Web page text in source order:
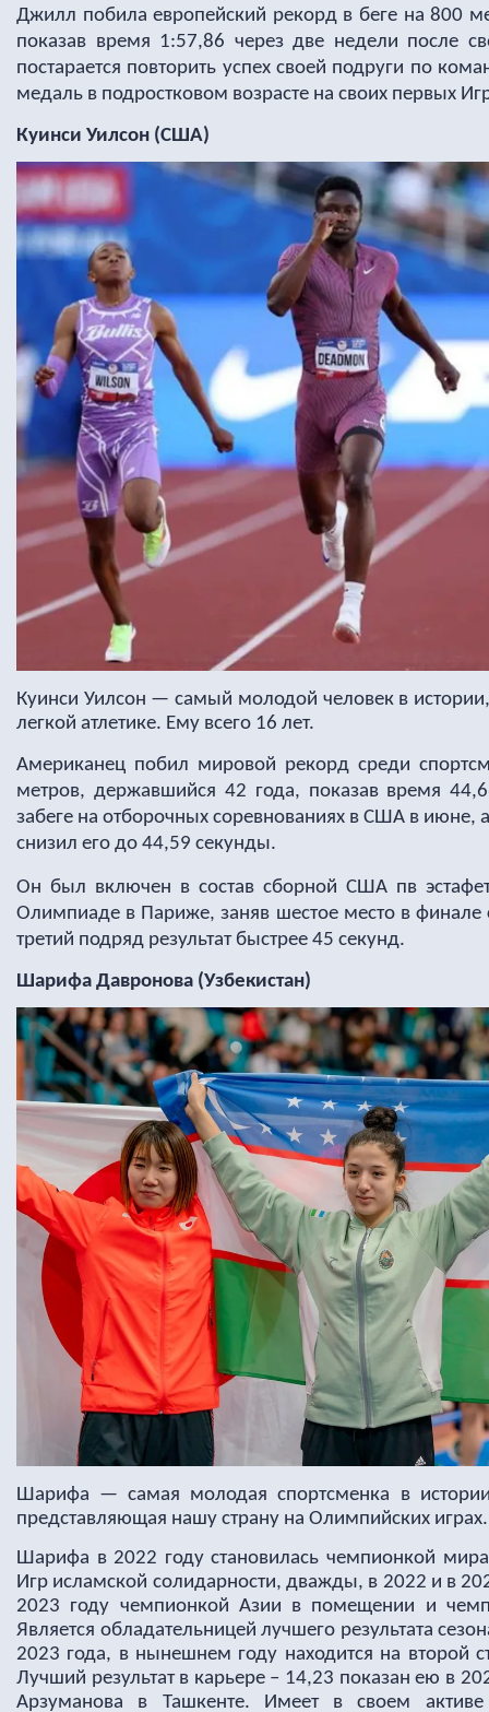
Джилл побила европейский рекорд в беге на 800
показав время 1:57,86 через две недели после
постарается повторить успех своей подруги по
медаль в подростковом возрасте на своих первых
Куинси Уилсон (США)
Куинси Уилсон — самый молодой человек в
легкой атлетике. Ему всего 16 лет.
Американец побил мировой рекорд среди
метров, державшийся 42 года, показав время
забеге на отборочных соревнованиях в США в июне,
снизил его до 44,59 секунды.
Он был включен в состав сборной США пв
Олимпиаде в Париже, заняв шестое место в
третий подряд результат быстрее 45 секунд.
Шарифа Давронова (Узбекистан)
Шарифа — самая молодая спортсменка в истории
представляющая нашу страну на Олимпийских играх.
Шарифа в 2022 году становилась чемпионкой
Игр исламской солидарности, дважды, в 2022 и в
2023 году чемпионкой Азии в помещении и
Является обладательницей лучшего результата
2023 года, в нынешнем году находится на второй
Лучший результат в карьере – 14,23 показан ею в
Арзуманова в Ташкенте. Имеет в своем